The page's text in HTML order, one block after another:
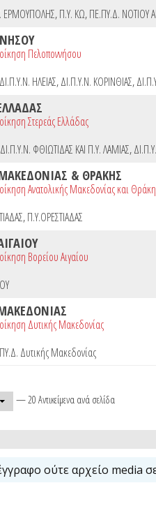
ΕΡΜΟΥΠΟΛΗΣ,Π.Υ. ΚΩ,ΠΕ.ΠΥ.Δ. ΝΟΤΙΟΥ
Πελοποννήσου
ΔΙ.Π.Υ.Ν. ΗΛΕΙΑΣ,ΔΙ.Π.Υ.Ν. ΚΟΡΙΝΘΙΑΣ,
Στερεάς Ελλάδας
ΔΙ.Π.Υ.Ν. ΦΘΙΩΤΙΔΑΣ ΚΑΙ Π.Υ. ΛΑΜΙΑΣ,
& ΘΡΑΚΗΣ
Ανατολικής Μακεδονίας και
,Π.Υ.ΟΡΕΣΤΙΑΔΑΣ
Βορείου Αιγαίου
Δυτικής Μακεδονίας
Δυτικής Μακεδονίας
— 20 Αντικείμενα ανά σελίδα
ούτε αρχείο media